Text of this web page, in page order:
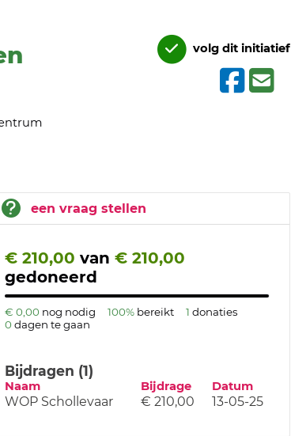
volg dit initiatief
een vraag stellen
€ 210,00 van € 210,00
gedoneerd
€ 0,00 nog nodig 100% bereikt 1 donaties
0 dagen te gaan
Bijdragen (1)
Naam Bijdrage Datum
WOP Schollevaar € 210,00 13-05-25